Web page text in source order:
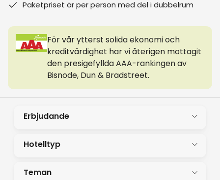
Paketpriset är per person med del i dubbelrum
För vår ytterst solida ekonomi och
kreditvärdighet har vi återigen mottagit
den presigefyllda AAA-rankingen av
Bisnode, Dun & Bradstreet.
Erbjudande
Hotelltyp
Teman